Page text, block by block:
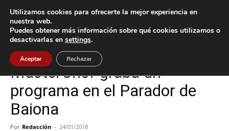
Inicio Baiona
Baiona Cultura / Ocio
MasterChef graba un
programa en el Parador de
Baiona
Por Redacción - 24/01/2018
Utilizamos cookies para ofrecerte la mejor experiencia en
nuestra web.
Puedes obtener más información sobre qué cookies utilizamos o
desactivarlas en settings.
Aceptar Rechazar